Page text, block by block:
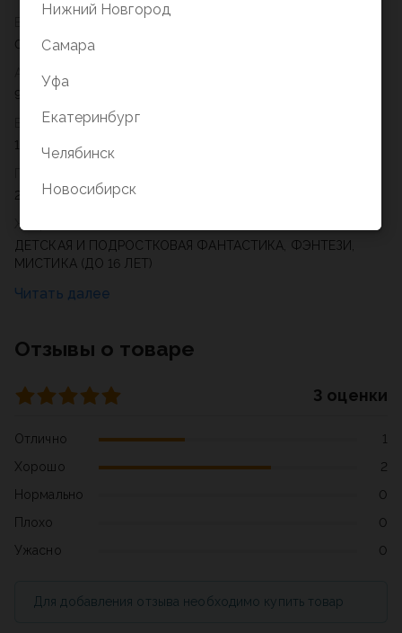
0,19
Артикул
978-5-699-98887-7
Возрастное ограничение
12+
2017
Жанр
ДЕТСКАЯ И ПОДРОСТКОВАЯ ФАНТАСТИКА, ФЭНТЕЗИ,
МИСТИКА (ДО 16 ЛЕТ)
Отзывы о товаре
3 оценки
Отлично
1
Хорошо
2
Нормально
0
Плохо
0
Ужасно
0
Для добавления отзыва необходимо купить товар
Нижний Новгород
Самара
Уфа
Екатеринбург
Челябинск
Новосибирск